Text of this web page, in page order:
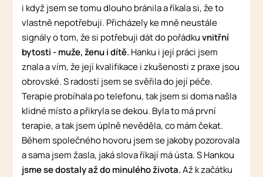
i když jsem se tomu dlouho bránila a říkala si, že to
vlastně nepotřebuji. Přicházely ke mně neustále
signály o tom, že si potřebuji dát do pořádkuvnitřní
bytosti - muže, ženu i dítě. Hanku i její práci jsem
znala a vím, že její kvalifikace i zkušenosti z praxe jsou
obrovské. S radostí jsem se svěřila do její péče.
Terapie probíhala po telefonu, tak jsem si doma našla
klidné místo a přikryla se dekou. Byla to má první
terapie, a tak jsem úplně nevěděla, co mám čekat.
Během společného hovoru jsem se jakoby pozorovala
a sama jsem žasla, jaká slova říkají má ústa. S Hankou
jsme se dostaly až do minulého života.Až k začátku